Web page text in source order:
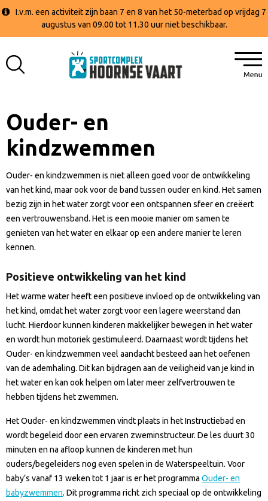
I.v.m. een activiteit zijn baan 7 en 8 van het 50-meterbad op vrijdag 7
augustus van 09.00 tot 11.30 uur niet beschikbaar.
Ouder- en
kindzwemmen
Ouder- en kindzwemmen is niet alleen goed voor de ontwikkeling
van het kind, maar ook voor de band tussen ouder en kind. Het samen
bezig zijn in het water zorgt voor een ontspannen sfeer en creëert
een vertrouwensband. Het is een mooie manier om samen te
genieten van het water en elkaar op een andere manier te leren
kennen.
Positieve ontwikkeling van het kind
Het warme water heeft een positieve invloed op de ontwikkeling van
het kind, omdat het water zorgt voor een lagere weerstand dan
lucht. Hierdoor kunnen kinderen makkelijker bewegen in het water
en wordt hun motoriek gestimuleerd. Daarnaast wordt tijdens het
Ouder- en kindzwemmen veel aandacht besteed aan het oefenen
van de ademhaling. Dit kan bijdragen aan de veiligheid van je kind in
het water en kan ook helpen om later meer zelfvertrouwen te
hebben tijdens het zwemmen.
Het Ouder- en kindzwemmen vindt plaats in het Instructiebad en
wordt begeleid door een ervaren zweminstructeur. De les duurt 30
minuten en na afloop kunnen de kinderen met hun
ouders/begeleiders nog even spelen in de Waterspeeltuin. Voor
baby’s vanaf 13 weken tot 1 jaar is er het programma Ouder- en
babyzwemmen. Dit programma richt zich speciaal op de ontwikkeling